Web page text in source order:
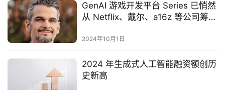
GenAI 游戏开发平台 Series 已悄然
从 Netflix、戴尔、a16z 等公司筹集
2024年10月1日
2024 年生成式人工智能融资额创历
史新高